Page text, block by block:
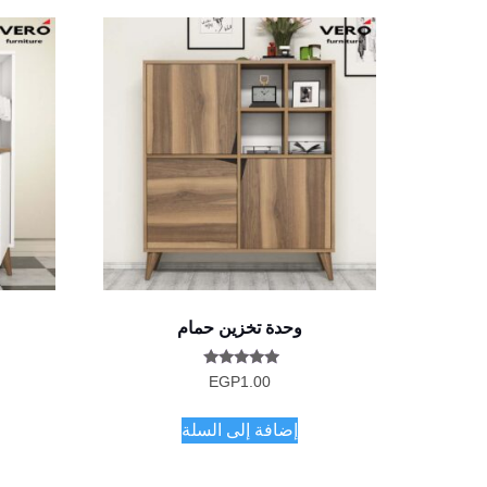
وحدة تخزين حمام
تم التقييم
5.00
EGP1.00
إضافة إلى السلة